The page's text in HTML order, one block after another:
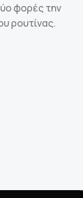
φορές την
ρουτίνας.